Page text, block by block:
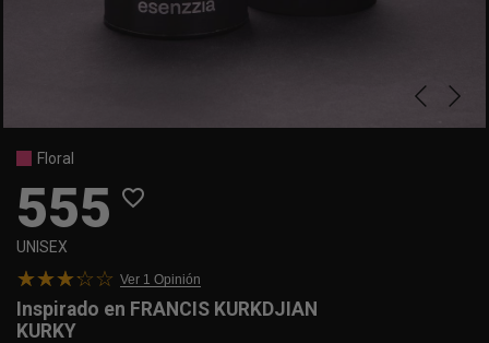
Floral
555 favorite_border
UNISEX
Ver 1 Opinión
Inspirado en FRANCIS KURKDJIAN
KURKY